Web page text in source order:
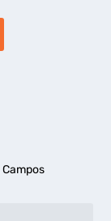
Campos